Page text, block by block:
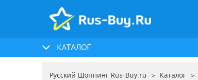
КАТАЛОГ
Русский Шоппинг Rus-Buy.ru Каталог